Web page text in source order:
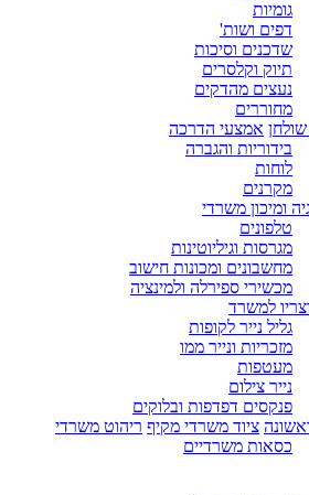
גומיות
דפים ושות'
שדכנים וסיכות
תיוק וקלסרים
נעצים מהדקים
מחוררים
שולחן אמצעי הדרכה
בידוריות והגברה
לוחות
מקרנים
ומיכון משרדי
טלפונים
מגרסות וגיליוטינות
מחשבונים ומכונות חישוב
מכשירי ספירלה ולמינציה
למשרד
גליל נייר לקופות
מזכריות ונייר ממו
מעטפות
נייר צילום
פנקסים דפדפות ובלוקים
ציוד משרדי מקיף ריהוט משרדי
כסאות משרדיים